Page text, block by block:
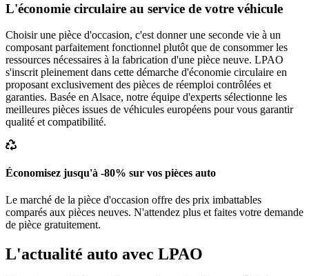
L'économie circulaire au service de votre véhicule
Choisir une pièce d'occasion, c'est donner une seconde vie à un
composant parfaitement fonctionnel plutôt que de consommer les
ressources nécessaires à la fabrication d'une pièce neuve. LPAO
s'inscrit pleinement dans cette démarche d'économie circulaire en
proposant exclusivement des pièces de réemploi contrôlées et
garanties. Basée en Alsace, notre équipe d'experts sélectionne les
meilleures pièces issues de véhicules européens pour vous garantir
qualité et compatibilité.
Économisez jusqu'à -80% sur vos pièces auto
Le marché de la pièce d'occasion offre des prix imbattables
comparés aux pièces neuves. N'attendez plus et faites votre demande
de pièce gratuitement.
L'actualité auto avec LPAO